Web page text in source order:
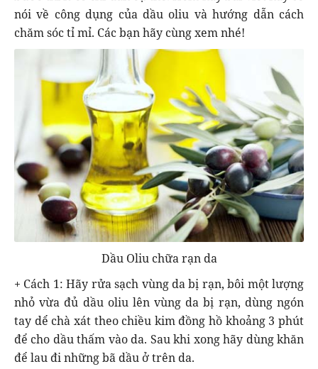
nói về công dụng của dầu oliu và hướng dẫn cách
chăm sóc tỉ mỉ. Các bạn hãy cùng xem nhé!
Dầu Oliu chữa rạn da
+ Cách 1: Hãy rửa sạch vùng da bị rạn, bôi một lượng
nhỏ vừa đủ dầu oliu lên vùng da bị rạn, dùng ngón
tay dể chà xát theo chiều kim đồng hồ khoảng 3 phút
để cho dầu thấm vào da. Sau khi xong hãy dùng khăn
để lau đi những bã dầu ở trên da.